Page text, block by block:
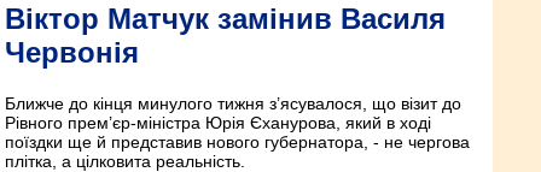
Віктор Матчук замінив Василя
Червонія
Ближче до кінця минулого тижня з’ясувалося, що візит до
Рівного прем’єр-міністра Юрія Єханурова, який в ході
поїздки ще й представив нового губернатора, - не чергова
плітка, а цілковита реальність.